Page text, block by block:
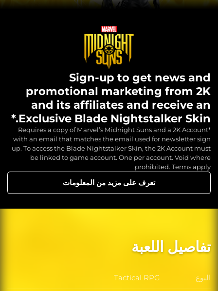
Sign-up to get news and
promotional marketing from 2K
and its affiliates and receive an
Exclusive Blade Nightstalker Skin.*
*Requires a copy of Marvel’s Midnight Suns and a 2K Account
with an email that matches the email used for newsletter sign
up. To access the Blade Nightstalker Skin, the 2K Account must
be linked to game account. One per account. Void where
prohibited. Terms apply.
تعرف على مزيد من المعلومات
تفاصيل اللعبة
النوع النوع
Tactical RPG